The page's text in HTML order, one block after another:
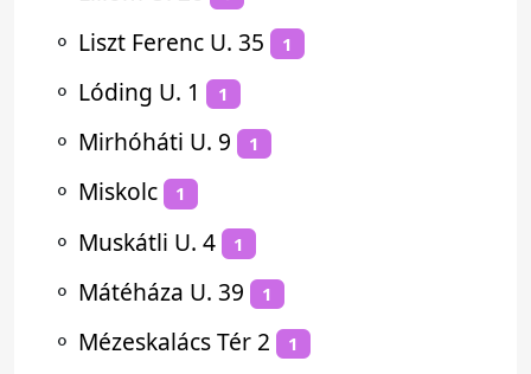
⚬ Liszt Ferenc U. 35 1
⚬ Lóding U. 1 1
⚬ Mirhóháti U. 9 1
⚬ Miskolc 1
⚬ Muskátli U. 4 1
⚬ Mátéháza U. 39 1
⚬ Mézeskalács Tér 2 1